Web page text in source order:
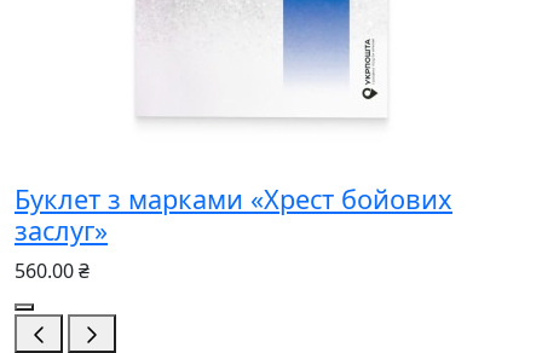
Буклет з марками «Хрест бойових
заслуг»
560.00 ₴